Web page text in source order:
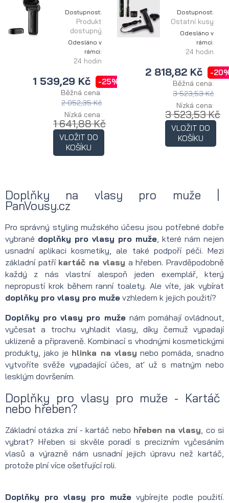
Dostupnost:
Produkt
dostupný
Odesláno v
rámci:
24 hodin
1 539,29 Kč -25%
Běžná cena:
2 052,35 Kč
Nízká cena:
1 641,88 Kč
VLOŽIT DO
KOŠÍKU
Dostupnost:
Ostatní kusy
Odesláno v
rámci:
24 hodin
2 818,82 Kč -
Běžná cena:
3 523,53 Kč
Nízká cena:
3 523,53 Kč
VLOŽIT DO
KOŠÍKU
Doplňky na vlasy pro muže |
PanVousy.cz
Pro správný styling mužského účesu jsou potřebné dobře
vybrané doplňky pro vlasy pro muže, které nám nejen
usnadní aplikaci kosmetiky, ale také podpoří péči. Mezi
základní patří kartáč na vlasy a hřeben. Pravděpodobně
každý z nás vlastní alespoň jeden exemplář, který
nepropustí krok během ranní toalety. Ale víte, jak vybírat
doplňky pro vlasy pro muže vzhledem k jejich použití?
Doplňky pro vlasy pro muže nám pomáhají ovládnout,
vyčesat a trochu vyhladit vlasy, díky čemuž vypadají
uklizeně a připraveně. Kombinací s vhodnými kosmetickými
produkty, jako je hlinka na vlasy nebo pomáda, snadno
vytvoříte svěže vypadající účes, ať už s matným nebo
lesklým dovršením.
Doplňky pro vlasy pro muže - Kartáč
nebo hřeben?
Základní otázka zní - kartáč nebo hřeben na vlasy, co si
vybrat? Hřeben si skvěle poradí s precizním vyčesáním
vlasů a výrazně nám usnadní jejich úpravu než kartáč,
protože plní více ošetřující roli.
Doplňky pro vlasy pro muže vybírejte podle použití.